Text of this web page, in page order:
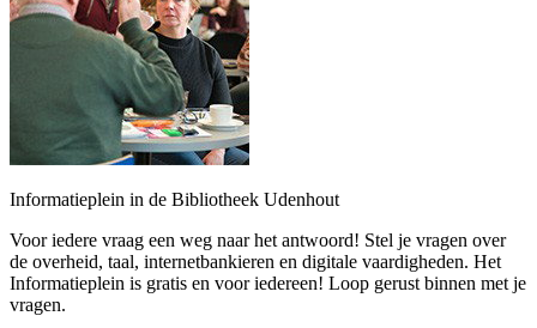
Informatieplein in de Bibliotheek Udenhout
Voor iedere vraag een weg naar het antwoord! Stel je vragen over
de overheid, taal, internetbankieren en digitale vaardigheden. Het
Informatieplein is gratis en voor iedereen! Loop gerust binnen met je
vragen.